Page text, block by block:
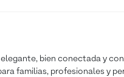
bien conectada y
familias, profesionales y